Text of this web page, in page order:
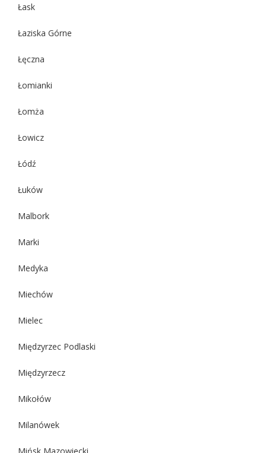
Łask
Łaziska Górne
Łęczna
Łomianki
Łomża
Łowicz
Łódź
Łuków
Malbork
Marki
Medyka
Miechów
Mielec
Międzyrzec Podlaski
Międzyrzecz
Mikołów
Milanówek